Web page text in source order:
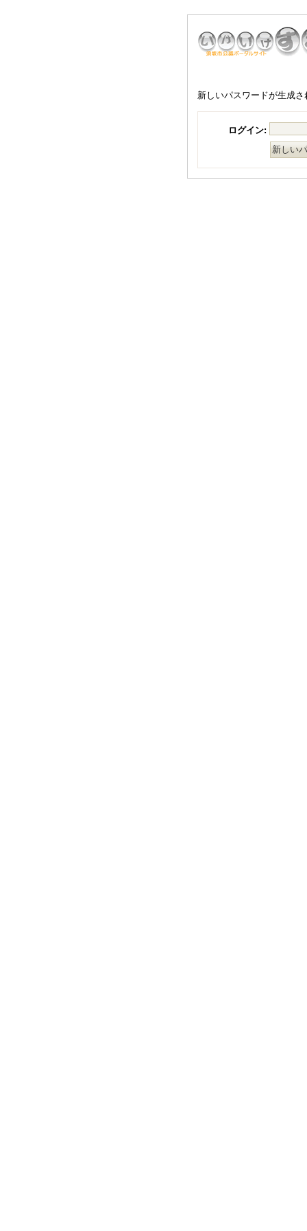
新しいパスワードが生成
ログイン: